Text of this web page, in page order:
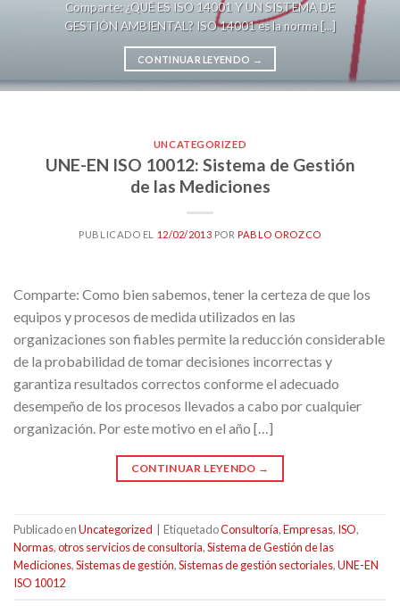
Comparte: ¿QUÉ ES ISO 14001 Y UN SISTEMA DE
GESTIÓN AMBIENTAL? ISO 14001 es la norma [...]
CONTINUAR LEYENDO →
UNCATEGORIZED
UNE-EN ISO 10012: Sistema de Gestión
de las Mediciones
PUBLICADO EL 12/02/2013 POR PABLO OROZCO
Comparte: Como bien sabemos, tener la certeza de que los
equipos y procesos de medida utilizados en las
organizaciones son fiables permite la reducción considerable
de la probabilidad de tomar decisiones incorrectas y
garantiza resultados correctos conforme el adecuado
desempeño de los procesos llevados a cabo por cualquier
organización. Por este motivo en el año […]
CONTINUAR LEYENDO →
Publicado enUncategorized EtiquetadoConsultoría,Empresas, ISO,
Normas,otros servicios de consultoría,Sistema de Gestión de las
Mediciones,Sistemas de gestión,Sistemas de gestión sectoriales,UNE-EN
ISO 10012